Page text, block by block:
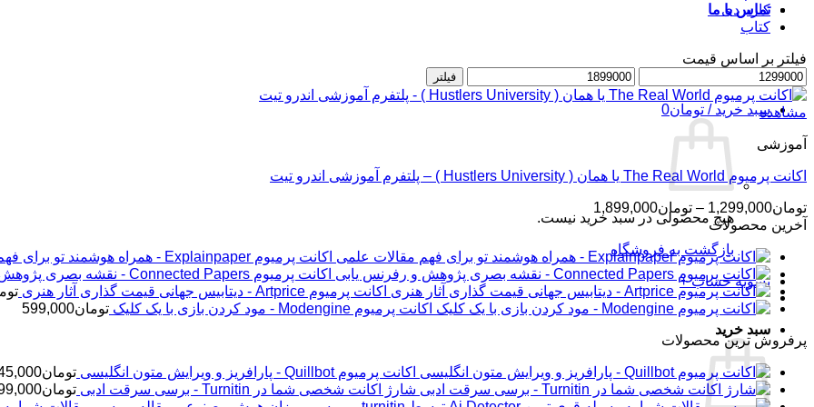
تماس با ما
ورود / عضویت
سبد خرید / تومان0
هیچ محصولی در سبد خرید نیست.
بازگشت به فروشگاه
تسویه حساب +
سبد خرید
کاربردی
کتاب
فیلتر بر اساس قیمت
حداقل
قیمت
حداکثر
قیمت
فیلتر
مشاهده
آموزشی
اکانت پرمیوم The Real World یا همان ( Hustlers University ) – پلتفرم آموزشی اندرو تیت
تومان1,299,000
– تومان1,899,000
قیمت:
تا
تومان1,899,000
آخرین محصولات
اکانت پرمیوم Explainpaper - همراه هوشمند تو برای فهم مقالات علمی
اکانت پرمیوم Connected Papers - نقشه بصری پژوهش و رفرنس یابی
اکانت پرمیوم Artprice - دیتابیس جهانی قیمت ‌گذاری آثار هنری
اکانت پرمیوم Modengine - مود کردن بازی با یک کلیک
تومان599,000
پرفروش ترین محصولات
اکانت پرمیوم Quillbot - پارافریز و ویرایش متون انگلیسی تومان
شارژ اکانت شخصی شما در Turnitin - برسی سرقت ادبی تومان